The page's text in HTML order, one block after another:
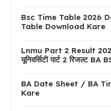
Bsc Time Table 2026
Table Download Kare
Lnmu Part 2 Result 2026
यूनिवर्सिटी पार्ट 2 रिजल्ट
BA Date Sheet / BA
Kare